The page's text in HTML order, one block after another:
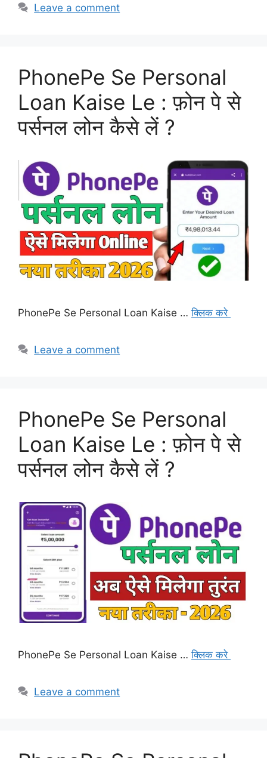
Leave a comment
PhonePe Se Personal
Loan Kaise Le : फ़ोन पे से
पर्सनल लोन कैसे लें ?
PhonePe Se Personal Loan Kaise …क्लिक करे
Leave a comment
PhonePe Se Personal
Loan Kaise Le : फ़ोन पे से
पर्सनल लोन कैसे लें ?
PhonePe Se Personal Loan Kaise …क्लिक करे
Leave a comment